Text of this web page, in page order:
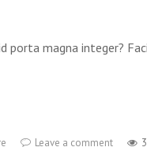
magna integer?
Leave a comment